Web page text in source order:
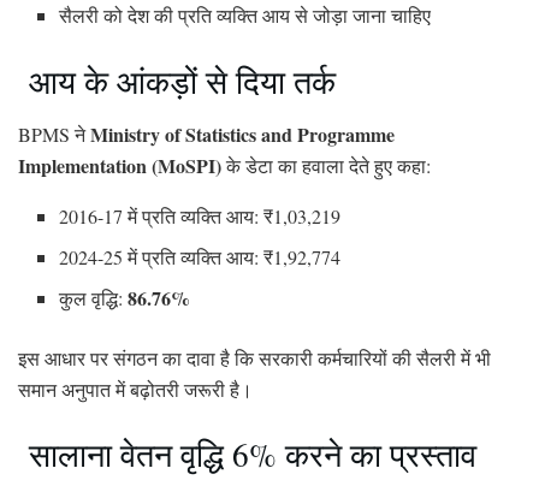
सैलरी को देश की प्रति व्यक्ति आय से जोड़ा जाना चाहिए
आय के आंकड़ों से दिया तर्क
BPMS नेMinistry of Statistics and Programme
Implementation (MoSPI)के डेटा का हवाला देते हुए कहा:
2016-17 में प्रति व्यक्ति आय: ₹1,03,219
2024-25 में प्रति व्यक्ति आय: ₹1,92,774
कुल वृद्धि:86.76%
इस आधार पर संगठन का दावा है कि सरकारी कर्मचारियों की सैलरी में भी
समान अनुपात में बढ़ोतरी जरूरी है।
सालाना वेतन वृद्धि 6% करने का प्रस्ताव